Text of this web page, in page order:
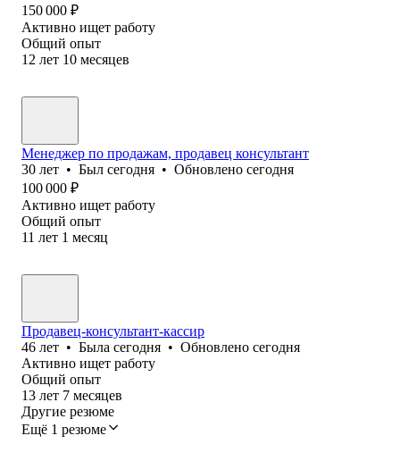
150 000 ₽
Активно ищет работу
Общий опыт
12 лет 10 месяцев
Менеджер по продажам, продавец консультант
30 лет • Был сегодня • Обновлено сегодня
100 000 ₽
Активно ищет работу
Общий опыт
11 лет 1 месяц
Продавец-консультант-кассир
46 лет • Была сегодня • Обновлено сегодня
Активно ищет работу
Общий опыт
13 лет 7 месяцев
Другие резюме
Ещё 1 резюме